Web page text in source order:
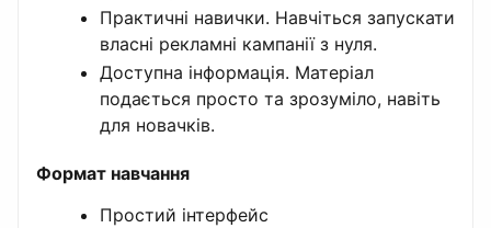
Практичні навички. Навчіться запускати
власні рекламні кампанії з нуля.
Доступна інформація. Матеріал
подається просто та зрозуміло, навіть
для новачків.
Формат навчання
Простий інтерфейс